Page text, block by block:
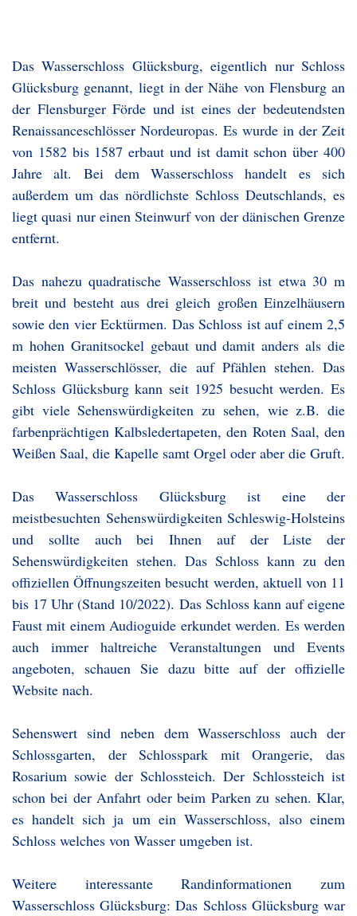
Das Wasserschloss Glücksburg, eigentlich nur Schloss
Glücksburg genannt, liegt in der Nähe von Flensburg an
der Flensburger Förde und ist eines der bedeutendsten
Renaissanceschlösser Nordeuropas. Es wurde in der Zeit
von 1582 bis 1587 erbaut und ist damit schon über 400
Jahre alt. Bei dem Wasserschloss handelt es sich
außerdem um das nördlichste Schloss Deutschlands, es
liegt quasi nur einen Steinwurf von der dänischen Grenze
entfernt.
Das nahezu quadratische Wasserschloss ist etwa 30 m
breit und besteht aus drei gleich großen Einzelhäusern
sowie den vier Ecktürmen. Das Schloss ist auf einem 2,5
m hohen Granitsockel gebaut und damit anders als die
meisten Wasserschlösser, die auf Pfählen stehen. Das
Schloss Glücksburg kann seit 1925 besucht werden. Es
gibt viele Sehenswürdigkeiten zu sehen, wie z.B. die
farbenprächtigen Kalbsledertapeten, den Roten Saal, den
Weißen Saal, die Kapelle samt Orgel oder aber die Gruft.
Das Wasserschloss Glücksburg ist eine der
meistbesuchten Sehenswürdigkeiten Schleswig-Holsteins
und sollte auch bei Ihnen auf der Liste der
Sehenswürdigkeiten stehen. Das Schloss kann zu den
offiziellen Öffnungszeiten besucht werden, aktuell von 11
bis 17 Uhr (Stand 10/2022). Das Schloss kann auf eigene
Faust mit einem Audioguide erkundet werden. Es werden
auch immer haltreiche Veranstaltungen und Events
angeboten, schauen Sie dazu bitte auf der offizielle
Website nach.
Sehenswert sind neben dem Wasserschloss auch der
Schlossgarten, der Schlosspark mit Orangerie, das
Rosarium sowie der Schlossteich. Der Schlossteich ist
schon bei der Anfahrt oder beim Parken zu sehen. Klar,
es handelt sich ja um ein Wasserschloss, also einem
Schloss welches von Wasser umgeben ist.
Weitere interessante Randinformationen zum
Wasserschloss Glücksburg: Das Schloss Glücksburg war